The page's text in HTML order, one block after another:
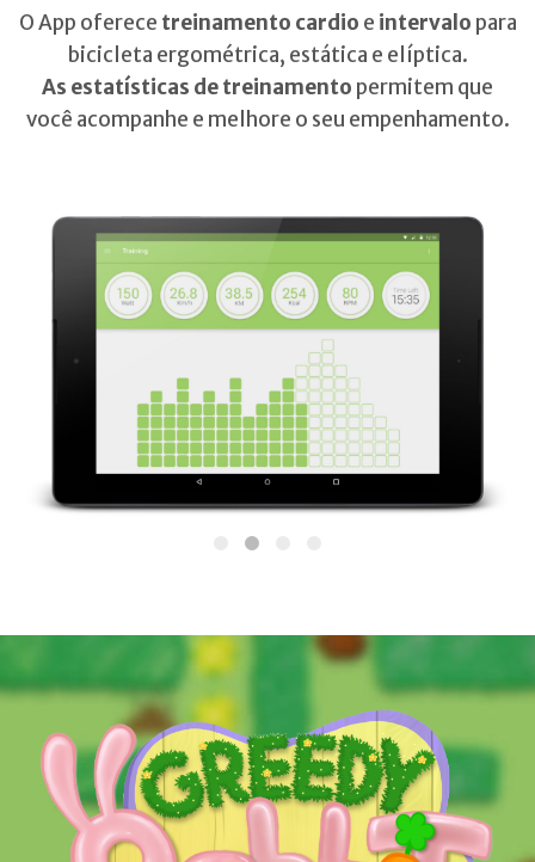
O App oferece treinamento cardio e intervalo para
bicicleta ergométrica, estática e elíptica.
As estatísticas de treinamento permitem que
você acompanhe e melhore o seu empenhamento.